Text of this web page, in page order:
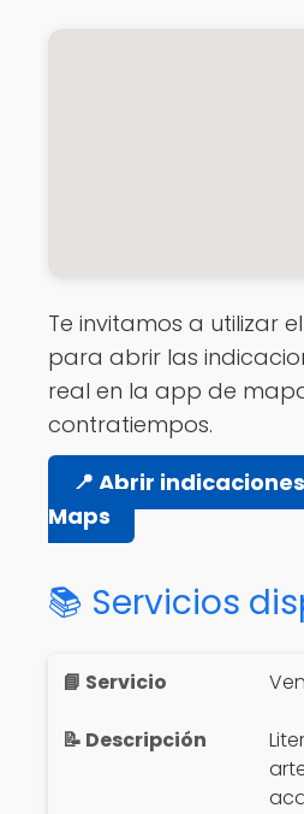
Te invitamos a utilizar
para abrir las
real en la app de
contratiempos.
📍 Abrir
Maps
📚 Servicios